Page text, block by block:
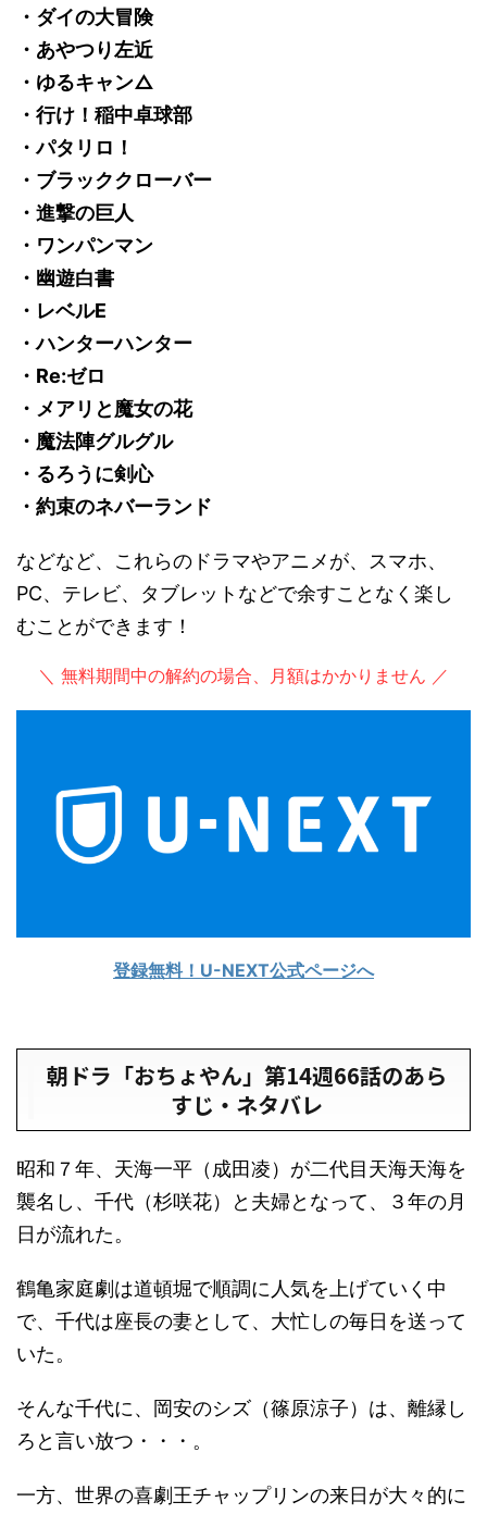
・ダイの大冒険
・あやつり左近
・ゆるキャン△
・行け！稲中卓球部
・パタリロ！
・ブラッククローバー
・進撃の巨人
・ワンパンマン
・幽遊白書
・レベルE
・ハンターハンター
・Re:ゼロ
・メアリと魔女の花
・魔法陣グルグル
・るろうに剣心
・約束のネバーランド
などなど、これらのドラマやアニメが、スマホ、
PC、テレビ、タブレットなどで余すことなく楽し
むことができます！
＼ 無料期間中の解約の場合、月額はかかりません ／
登録無料！U-NEXT公式ページへ
朝ドラ「おちょやん」第14週66話のあら
すじ・ネタバレ
昭和７年、天海一平（成田凌）が二代目天海天海を
襲名し、千代（杉咲花）と夫婦となって、３年の月
日が流れた。
鶴亀家庭劇は道頓堀で順調に人気を上げていく中
で、千代は座長の妻として、大忙しの毎日を送って
いた。
そんな千代に、岡安のシズ（篠原涼子）は、離縁し
ろと言い放つ・・・。
一方、世界の喜劇王チャップリンの来日が大々的に